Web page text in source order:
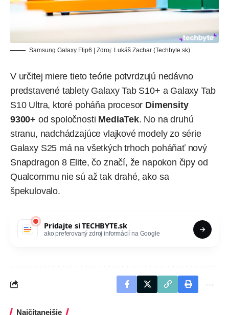
Samsung Galaxy Flip6 | Zdroj: Lukáš Zachar (Techbyte.sk)
V určitej miere tieto teórie potvrdzujú nedávno
predstavené tablety Galaxy Tab S10+ a Galaxy Tab
S10 Ultra, ktoré poháňa procesor Dimensity
9300+ od spoločnosti MediaTek. No na druhú
stranu, nadchádzajúce vlajkové modely zo série
Galaxy S25 má na všetkých trhoch poháňať nový
Snapdragon 8 Elite, čo značí, že napokon čipy od
Qualcommu nie sú až tak drahé, ako sa
špekulovalo.
Pridajte siTECHBYTE.sk
ako preferovaný zdroj informácií na Google
Najčítanejšie